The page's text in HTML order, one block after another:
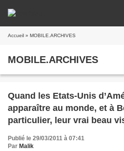
Accueil » MOBILE.ARCHIVES
MOBILE.ARCHIVES
Quand les Etats-Unis
apparaître au monde, et à
particulier, leur vrai beau
Publié le 29/03/2011 à 07:41
Par Malik